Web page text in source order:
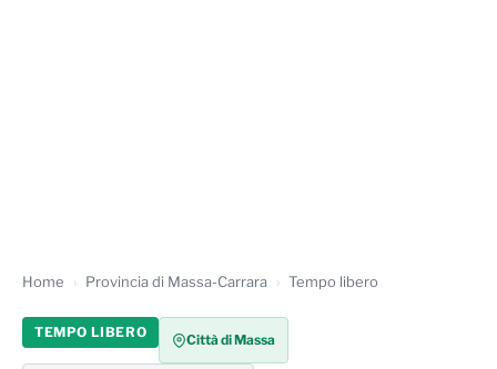
Home Provincia di Massa-Carrara Tempo libero
TEMPO LIBERO Città di Massa